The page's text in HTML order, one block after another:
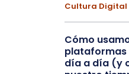
Cultura Digital
Cómo
plataformas
día a día (y